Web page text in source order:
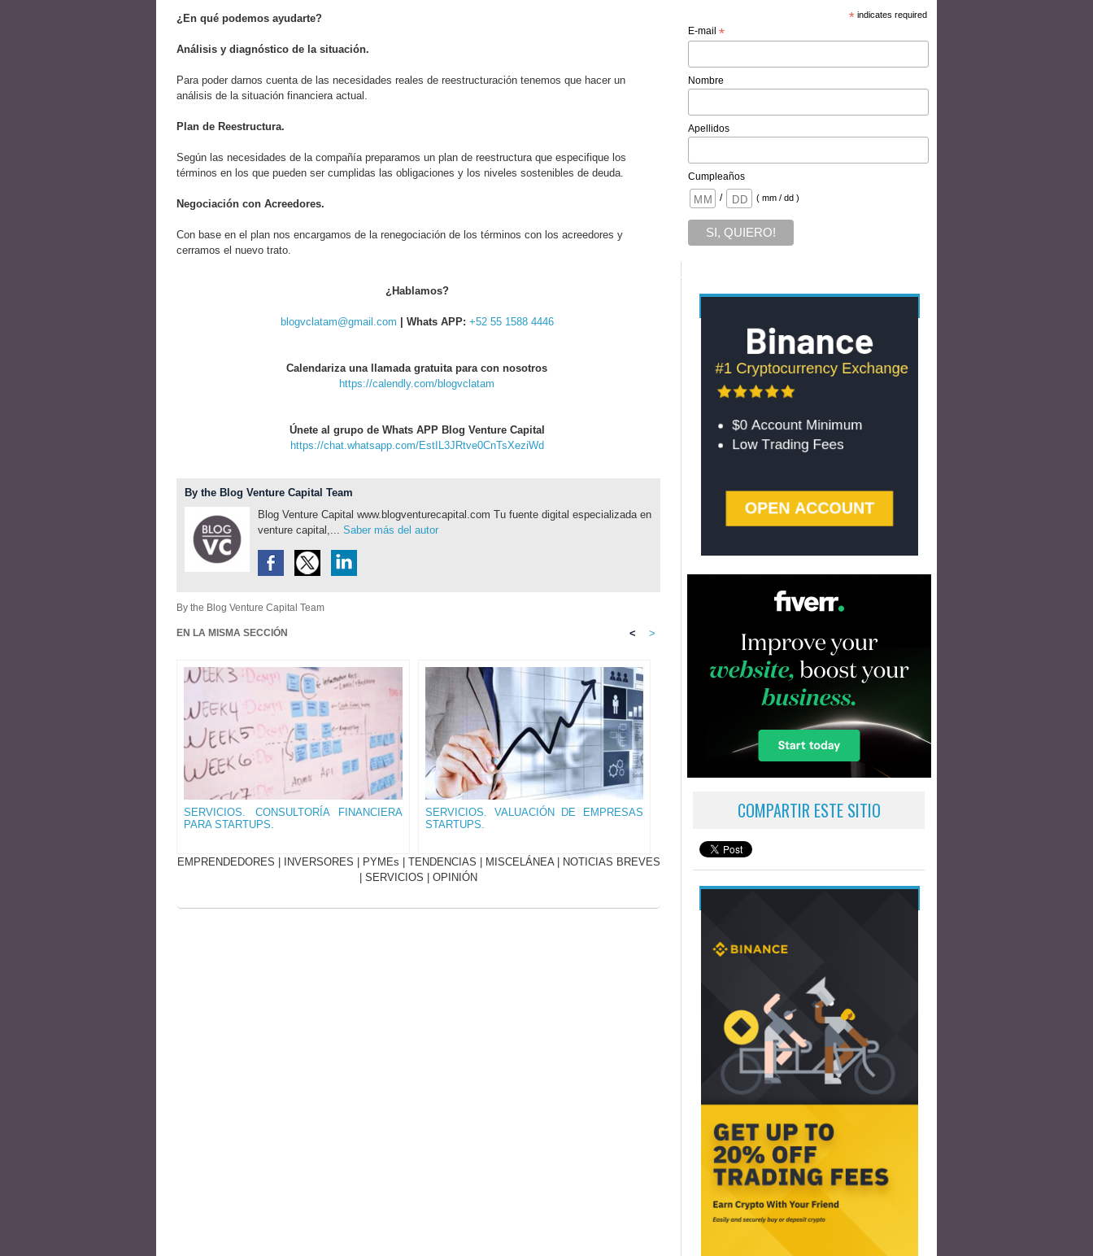
¿En qué podemos ayudarte?
Análisis y diagnóstico de la situación.
Para poder darnos cuenta de las necesidades reales de reestructuración tenemos que hacer un
análisis de la situación financiera actual.
Plan de Reestructura.
Según las necesidades de la compañía preparamos un plan de reestructura que especifique los
términos en los que pueden ser cumplidas las obligaciones y los niveles sostenibles de deuda.
Negociación con Acreedores.
Con base en el plan nos encargamos de la renegociación de los términos con los acreedores y
cerramos el nuevo trato.
¿Hablamos?
blogvclatam@gmail.com | Whats APP: +52 55 1588 4446
Calendariza una llamada gratuita para con nosotros
https://calendly.com/blogvclatam
Únete al grupo de Whats APP Blog Venture Capital
https://chat.whatsapp.com/EstIL3JRtve0CnTsXeziWd
By the Blog Venture Capital Team
Blog Venture Capital www.blogventurecapital.com Tu fuente digital especializada en
venture capital,... Saber más del autor
By the Blog Venture Capital Team
EN LA MISMA SECCIÓN < >
SERVICIOS. CONSULTORÍA FINANCIERA
PARA STARTUPS.
SERVICIOS. VALUACIÓN DE EMPRESAS
STARTUPS.
EMPRENDEDORES INVERSORES PYMEs TENDENCIAS MISCELÁNEA
NOTICIAS BREVES
SERVICIOS OPINIÓN
*indicates required
E-mail*
Nombre
Apellidos
Cumpleaños
/
( mm / dd )
COMPARTIR ESTE SITIO